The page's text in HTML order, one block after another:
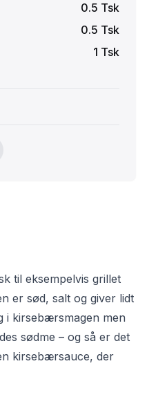
0.5 Tsk
0.5 Tsk
1 Tsk
til eksempelvis grillet
er sød, salt og giver lidt
i kirsebærsmagen men
sødme – og så er det
kirsebærsauce, der